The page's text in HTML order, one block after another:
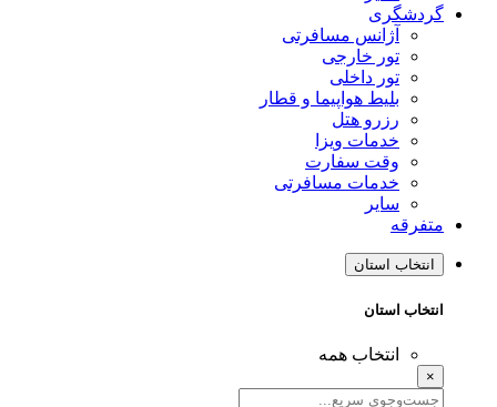
گردشگری
آژانس مسافرتی
تور خارجی
تور داخلی
بلیط هواپیما و قطار
رزرو هتل
خدمات ویزا
وقت سفارت
خدمات مسافرتی
سایر
متفرقه
انتخاب استان
انتخاب استان
انتخاب همه
×